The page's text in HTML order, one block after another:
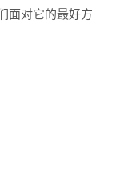
面对它的最好方